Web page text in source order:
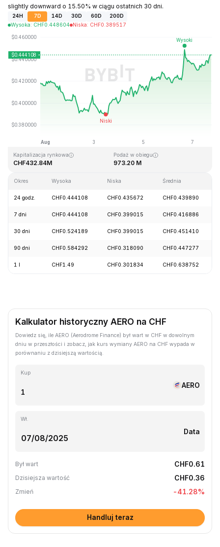
slightly downward o 15.50% w ciągu ostatnich 30 dni.
24H 7D 14D 30D 60D
200D
Wysoka: CHF0.448604 Niska: CHF0.389517
Ostatnia aktualizacja strony: 2026-08-07, 18:09 GMT+0
CHF0.000019
Kapitalizacja rynkowa
CHF432.84M
Podaż w obiegu
973.20 M
Okres Wysoka Niska Średnia
24 godz. CHF0.444108 CHF0.435672 CHF0.439890
7 dni CHF0.444108 CHF0.399015 CHF0.416886
30 dni CHF0.524189 CHF0.399015 CHF0.451410
90 dni CHF0.584292 CHF0.318090 CHF0.447277
1 l CHF1.49 CHF0.301834 CHF0.638752
Kalkulator historyczny AERO na CHF
Dowiedz się, ile AERO (Aerodrome Finance) był wart w CHF w dowolnym
dniu w przeszłości i zobacz, jak kurs wymiany AERO na CHF wypada w
porównaniu z dzisiejszą wartością.
Kup
AERO
Wł.
Data
Był wart CHF0.61
Dzisiejsza wartość CHF0.36
Zmień -41.28%
Handluj teraz